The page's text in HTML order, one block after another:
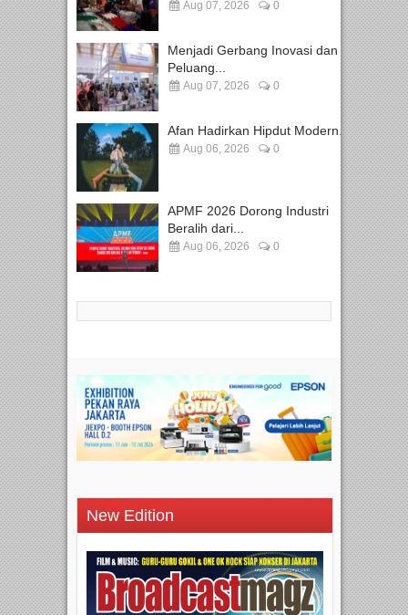
Aug 07, 2026 0
Menjadi Gerbang Inovasi dan
Peluang...
Aug 07, 2026 0
Afan Hadirkan Hipdut Modern...
Aug 06, 2026 0
APMF 2026 Dorong Industri
Beralih dari...
Aug 06, 2026 0
New Edition